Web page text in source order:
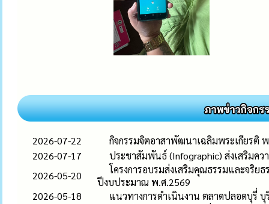
2026-07-22
กิจกรรมจิตอาสาพัฒนาเฉลิมพระเกียรติ
2026-07-17
ประชาสัมพันธ์ (Infographic) ส่งเสริมค
2026-05-20
โครงการอบรมส่งเสริมคุณธรรมและจริย
ปีงบประมาณ พ.ศ.2569
2026-05-18
แนวทางการดำเนินงาน ตลาดปลอดบุรี่